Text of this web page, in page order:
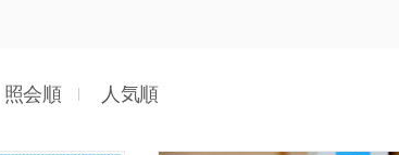
照会順 人気順